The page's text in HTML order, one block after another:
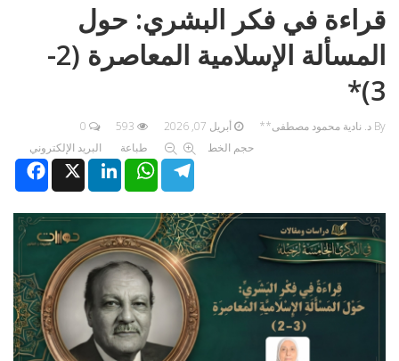
قراءة في فكر البشري: حول
المسألة الإسلامية المعاصرة (2-
3)*
By د. نادية محمود مصطفى** أبريل 07, 2026
0
حجم الخط
طباعة
البريد الإلكتروني
XLinkedInWhatsAppTelegram